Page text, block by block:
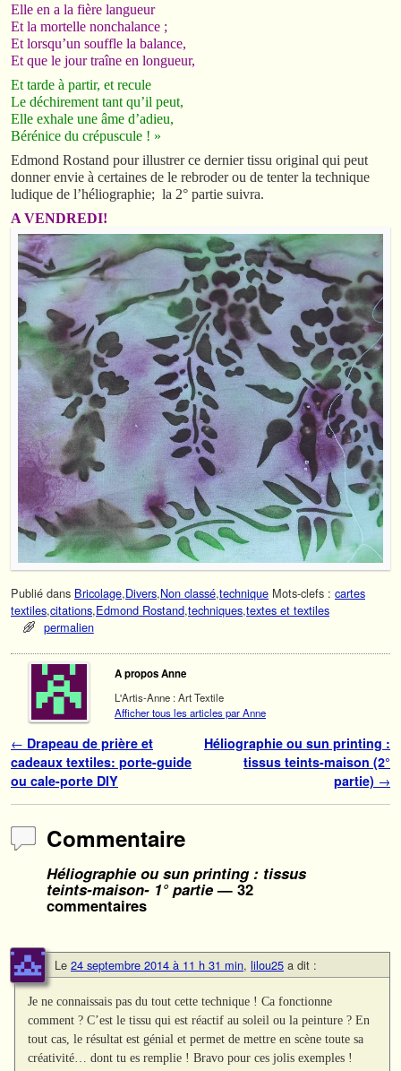
Elle en a la fière langueur
Et la mortelle nonchalance ;
Et lorsqu’un souffle la balance,
Et que le jour traîne en longueur,
Et tarde à partir, et recule
Le déchirement tant qu’il peut,
Elle exhale une âme d’adieu,
Bérénice du crépuscule ! »
Edmond Rostand pour illustrer ce dernier tissu original qui peut
donner envie à certaines de le rebroder ou de tenter la technique
ludique de l’héliographie; la 2° partie suivra.
A VENDREDI!
Publié dans Bricolage,Divers,Non classé,technique Mots-clefs : cartes
textiles,citations,Edmond Rostand,techniques,textes et textiles
permalien
A propos Anne
L'Artis-Anne : Art Textile
Afficher tous les articles par Anne
Navigation des articles
← Drapeau de prière et
cadeaux textiles: porte-guide
ou cale-porte DIY
Héliographie ou sun printing :
tissus teints-maison (2°
partie) →
Commentaire
Héliographie ou sun printing : tissus
teints-maison- 1° partie— 32
commentaires
Le 24 septembre 2014 à 11 h 31 min, lilou25 a dit :
Je ne connaissais pas du tout cette technique ! Ca fonctionne
comment ? C’est le tissu qui est réactif au soleil ou la peinture ? En
tout cas, le résultat est génial et permet de mettre en scène toute sa
créativité… dont tu es remplie ! Bravo pour ces jolis exemples !